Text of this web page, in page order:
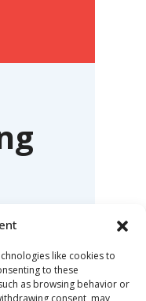
like cookies to
to these
as browsing behavior or
consent, may
wird